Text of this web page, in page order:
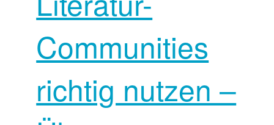
Communities
richtig nutzen –